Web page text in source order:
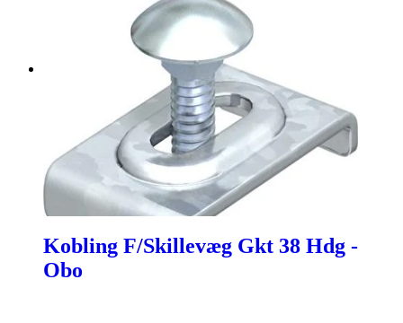
Kobling F/Skillevæg Gkt 38 Hdg -
Obo